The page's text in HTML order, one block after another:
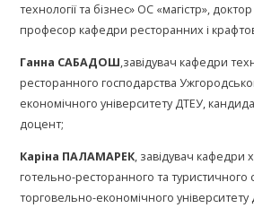
технології та бізнес» ОС «магістр»,
професор кафедри ресторанних і
Ганна САБАДОШ,завідувач кафедри
ресторанного господарства
економічного університету ДТЕУ,
доцент;
Каріна ПАЛАМАРЕК, завідувач кафедри
готельно-ресторанного та туристичного
торговельно-економічного